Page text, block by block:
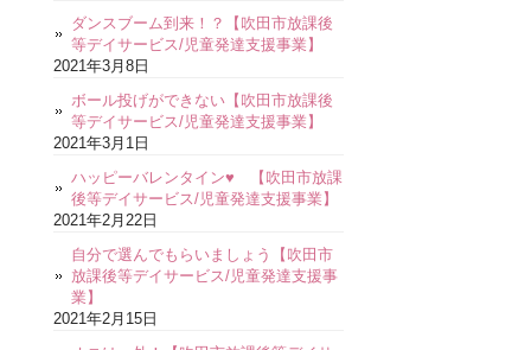
ダンスブーム到来！？【吹田市放課後
等デイサービス/児童発達支援事業】
2021年3月8日
ボール投げができない【吹田市放課後
等デイサービス/児童発達支援事業】
2021年3月1日
ハッピーバレンタイン♥ 【吹田市放課
後等デイサービス/児童発達支援事業】
2021年2月22日
自分で選んでもらいましょう【吹田市
放課後等デイサービス/児童発達支援事
業】
2021年2月15日